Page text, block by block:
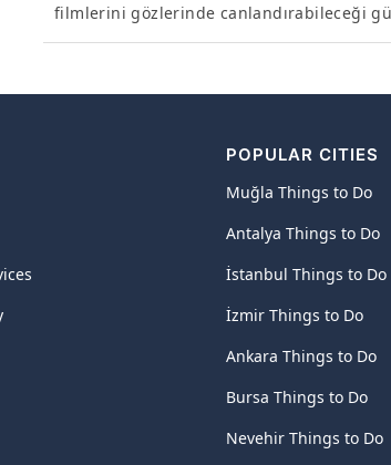
filmlerini gözlerinde canlandırabileceği
POPULAR CITIES
Muğla Things to Do
Antalya Things to Do
İstanbul Things to Do
İzmir Things to Do
Ankara Things to Do
Bursa Things to Do
Nevehir Things to Do